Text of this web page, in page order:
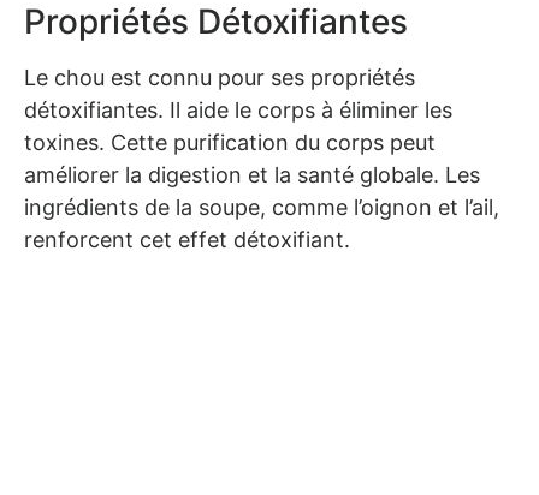
Propriétés Détoxifiantes
Le chou est connu pour ses propriétés
détoxifiantes. Il aide le corps à éliminer les
toxines. Cette purification du corps peut
améliorer la digestion et la santé globale. Les
ingrédients de la soupe, comme l’oignon et l’ail,
renforcent cet effet détoxifiant.